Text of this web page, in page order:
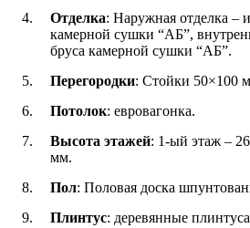
Отделка: Наружная отделка –
камерной сушки “АБ”,
бруса камерной сушки “АБ”.
Перегородки: Стойки 50×100
Потолок: евровагонка.
Высота этажей: 1-ый этаж –
мм.
Пол: Половая доска
Плинтус: деревянные